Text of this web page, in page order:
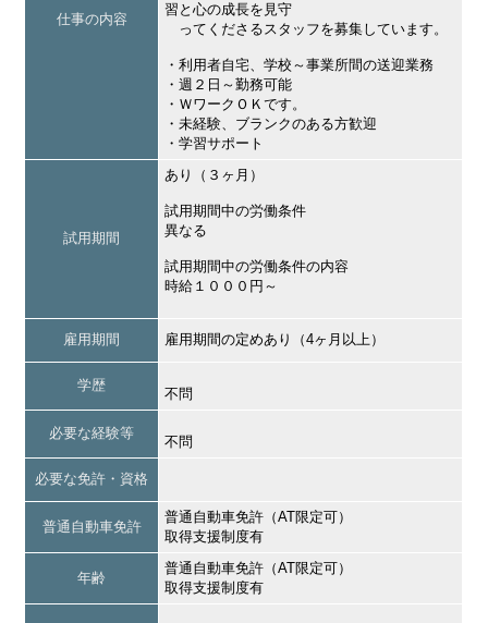
仕事の内容
習と心の成長を見守
ってくださるスタッフを募集しています。
・利用者自宅、学校～事業所間の送迎業務
・週２日～勤務可能
・ＷワークＯＫです。
・未経験、ブランクのある方歓迎
・学習サポート
試用期間
あり（３ヶ月）
試用期間中の労働条件
異なる
試用期間中の労働条件の内容
時給１０００円～
雇用期間 雇用期間の定めあり（4ヶ月以上）
学歴
不問
必要な経験等
不問
必要な免許・資格
普通自動車免許
普通自動車免許（AT限定可）
取得支援制度有
年齢
普通自動車免許（AT限定可）
取得支援制度有